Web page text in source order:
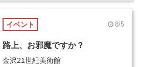
イベント 8/5
路上、お邪魔ですか？
金沢21世紀美術館